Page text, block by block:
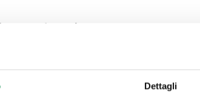
Dettagli
pagina:
Valuta questo sito: